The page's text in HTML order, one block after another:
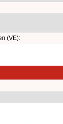
(VE):